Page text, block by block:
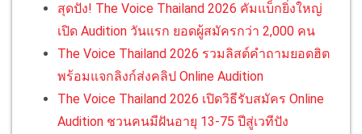
สุดปัง! The Voice Thailand 2026 คัมแบ็กยิ่งใหญ่
เปิด Audition วันแรก ยอดผู้สมัครกว่า 2,000 คน
The Voice Thailand 2026 รวมลิสต์คำถามยอดฮิต
พร้อมแจกลิงก์ส่งคลิป Online Audition
The Voice Thailand 2026 เปิดวิธีรับสมัคร Online
Audition ชวนคนมีฝันอายุ 13-75 ปีสู่เวทีปัง